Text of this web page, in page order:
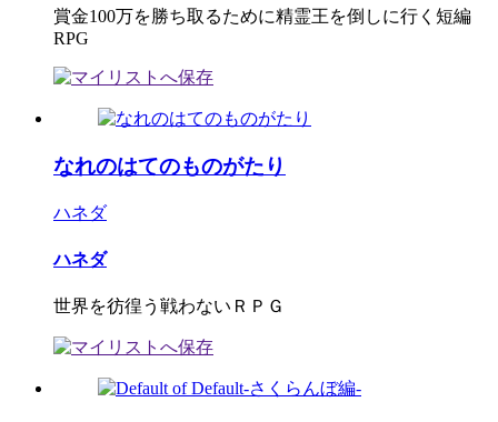
賞金100万を勝ち取るために精霊王を倒しに行く短編
RPG
なれのはてのものがたり
ハネダ
ハネダ
世界を彷徨う戦わないＲＰＧ